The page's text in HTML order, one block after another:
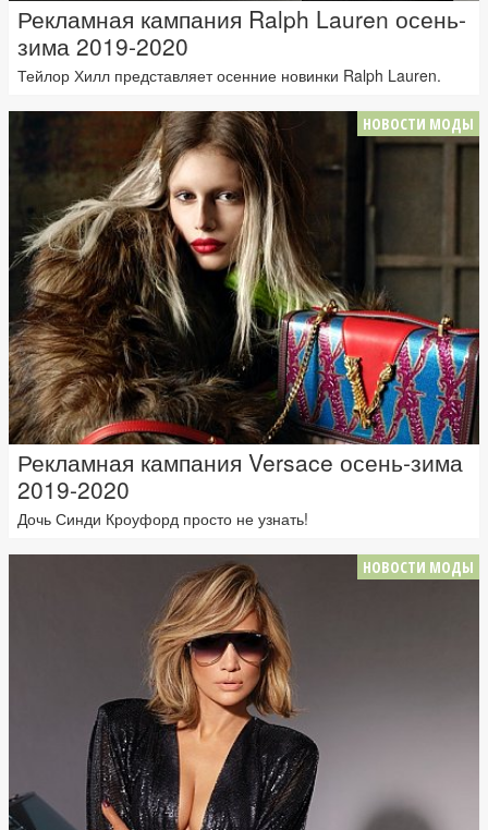
Рекламная кампания Ralph Lauren осень-
зима 2019-2020
Тейлор Хилл представляет осенние новинки Ralph Lauren.
НОВОСТИ МОДЫ
Рекламная кампания Versace осень-зима
2019-2020
Дочь Синди Кроуфорд просто не узнать!
НОВОСТИ МОДЫ